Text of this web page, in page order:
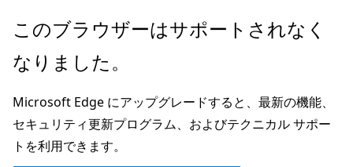
メ
ン
ン
テ
ン
このブラウザーはサポートされなく
なりました。
Microsoft Edge にアップグレードすると、最新の機能、
セキュリティ更新プログラム、およびテクニカル サポー
トを利用できます。